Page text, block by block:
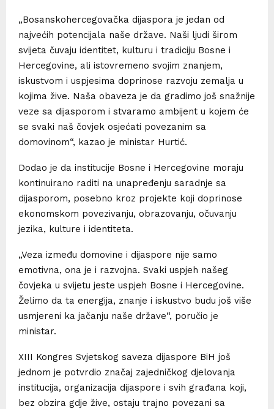
„Bosanskohercegovačka dijaspora je jedan od
najvećih potencijala naše države. Naši ljudi širom
svijeta čuvaju identitet, kulturu i tradiciju Bosne i
Hercegovine, ali istovremeno svojim znanjem,
iskustvom i uspjesima doprinose razvoju zemalja u
kojima žive. Naša obaveza je da gradimo još snažnije
veze sa dijasporom i stvaramo ambijent u kojem će
se svaki naš čovjek osjećati povezanim sa
domovinom“, kazao je ministar Hurtić.
Dodao je da institucije Bosne i Hercegovine moraju
kontinuirano raditi na unapređenju saradnje sa
dijasporom, posebno kroz projekte koji doprinose
ekonomskom povezivanju, obrazovanju, očuvanju
jezika, kulture i identiteta.
„Veza između domovine i dijaspore nije samo
emotivna, ona je i razvojna. Svaki uspjeh našeg
čovjeka u svijetu jeste uspjeh Bosne i Hercegovine.
Želimo da ta energija, znanje i iskustvo budu još više
usmjereni ka jačanju naše države“, poručio je
ministar.
XIII Kongres Svjetskog saveza dijaspore BiH još
jednom je potvrdio značaj zajedničkog djelovanja
institucija, organizacija dijaspore i svih građana koji,
bez obzira gdje žive, ostaju trajno povezani sa